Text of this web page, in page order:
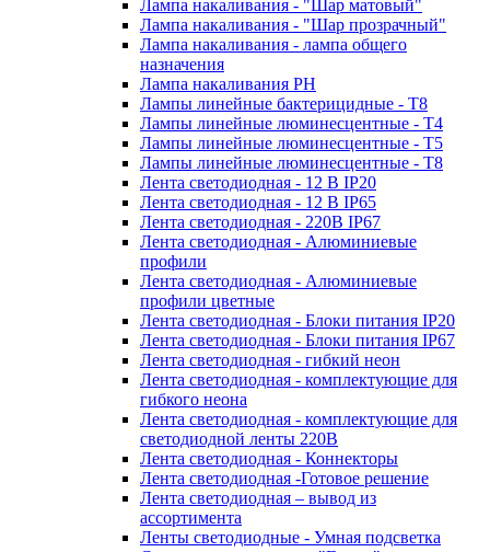
Лампа накаливания - "Шар матовый"
Лампа накаливания - "Шар прозрачный"
Лампа накаливания - лампа общего
назначения
Лампа накаливания РН
Лампы линейные бактерицидные - Т8
Лампы линейные люминесцентные - Т4
Лампы линейные люминесцентные - Т5
Лампы линейные люминесцентные - Т8
Лента светодиодная - 12 В IP20
Лента светодиодная - 12 В IP65
Лента светодиодная - 220В IP67
Лента светодиодная - Алюминиевые
профили
Лента светодиодная - Алюминиевые
профили цветные
Лента светодиодная - Блоки питания IP20
Лента светодиодная - Блоки питания IP67
Лента светодиодная - гибкий неон
Лента светодиодная - комплектующие для
гибкого неона
Лента светодиодная - комплектующие для
светодиодной ленты 220В
Лента светодиодная - Коннекторы
Лента светодиодная -Готовое решение
Лента светодиодная – вывод из
ассортимента
Ленты светодиодные - Умная подсветка